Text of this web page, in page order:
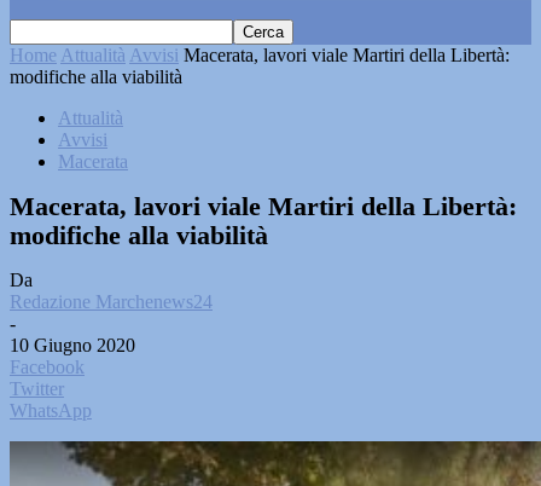
Home Attualità Avvisi Macerata, lavori viale Martiri della Libertà:
modifiche alla viabilità
Attualità
Avvisi
Macerata
Macerata, lavori viale Martiri della Libertà:
modifiche alla viabilità
Da
Redazione Marchenews24
-
10 Giugno 2020
Facebook
Twitter
WhatsApp